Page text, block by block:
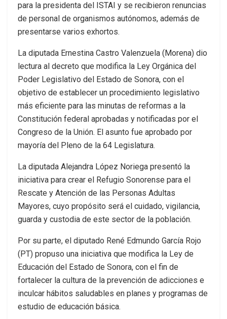
para la presidenta del ISTAI y se recibieron renuncias
de personal de organismos autónomos, además de
presentarse varios exhortos.
La diputada Ernestina Castro Valenzuela (Morena) dio
lectura al decreto que modifica la Ley Orgánica del
Poder Legislativo del Estado de Sonora, con el
objetivo de establecer un procedimiento legislativo
más eficiente para las minutas de reformas a la
Constitución federal aprobadas y notificadas por el
Congreso de la Unión. El asunto fue aprobado por
mayoría del Pleno de la 64 Legislatura.
La diputada Alejandra López Noriega presentó la
iniciativa para crear el Refugio Sonorense para el
Rescate y Atención de las Personas Adultas
Mayores, cuyo propósito será el cuidado, vigilancia,
guarda y custodia de este sector de la población.
Por su parte, el diputado René Edmundo García Rojo
(PT) propuso una iniciativa que modifica la Ley de
Educación del Estado de Sonora, con el fin de
fortalecer la cultura de la prevención de adicciones e
inculcar hábitos saludables en planes y programas de
estudio de educación básica.